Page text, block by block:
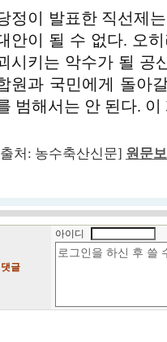
정이 발표한 직선제
안이 될 수 없다. 오
시키는 악수가 될 공
원과 국민에게 돌아
범해서는 안 된다.
처: 농수축산신문] 원문
댓글
아이디